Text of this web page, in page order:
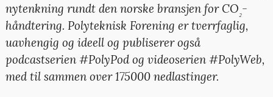
nytenkning rundt den norske bransjen for CO₂-
håndtering. Polyteknisk Forening er tverrfaglig,
uavhengig og ideell og publiserer også
podcastserien #PolyPod og videoserien #PolyWeb,
med til sammen over 175000 nedlastinger.